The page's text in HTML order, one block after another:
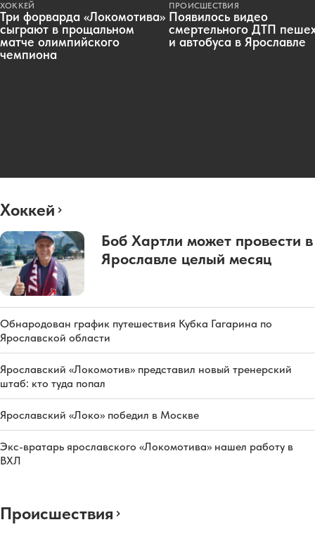
ХОККЕЙ
Три форварда «Локомотива»
сыграют в прощальном
матче олимпийского
чемпиона
ПРОИСШЕСТВИЯ
Появилось видео
смертельного ДТП
и автобуса в Ярославле
Хоккей
Боб Хартли может провести в
Ярославле целый месяц
Обнародован график путешествия Кубка Гагарина по
Ярославской области
Ярославский «Локомотив» представил новый тренерский
штаб: кто туда попал
Ярославский «Локо» победил в Москве
Экс-вратарь ярославского «Локомотива» нашел работу в
ВХЛ
Происшествия